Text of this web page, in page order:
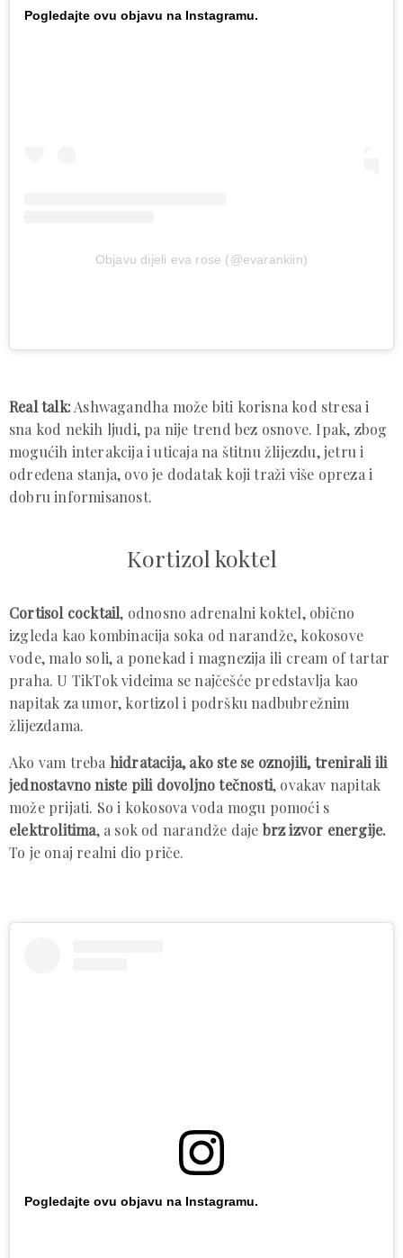
Pogledajte ovu objavu na Instagramu.
Objavu dijeli eva rose (@evarankiin)
Real talk:Ashwagandha može biti korisna kod stresa i
sna kod nekih ljudi, pa nije trend bez osnove. Ipak, zbog
mogućih interakcija i uticaja na štitnu žlijezdu, jetru i
određena stanja, ovo je dodatak koji traži više opreza i
dobru informisanost.
Kortizol koktel
Cortisol cocktail, odnosno adrenalni koktel, obično
izgleda kao kombinacija soka od narandže, kokosove
vode, malo soli, a ponekad i magnezija ili cream of tartar
praha. U TikTok videima se najčešće predstavlja kao
napitak za umor, kortizol i podršku nadbubrežnim
žlijezdama.
Ako vam treba hidratacija, ako ste se oznojili, trenirali ili
jednostavno niste pili dovoljno tečnosti, ovakav napitak
može prijati. So i kokosova voda mogu pomoći s
elektrolitima, a sok od narandže dajebrz izvor energije.
To je onaj realni dio priče.
Pogledajte ovu objavu na Instagramu.